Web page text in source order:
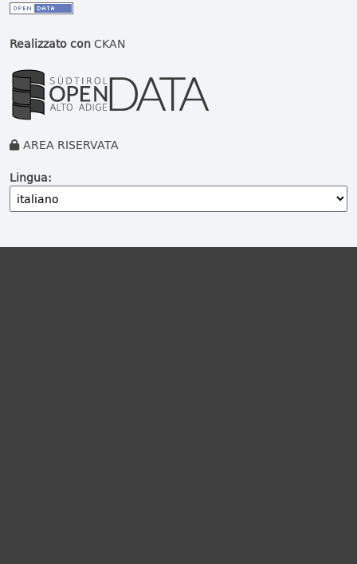
Realizzato conCKAN
AREA RISERVATA
Lingua